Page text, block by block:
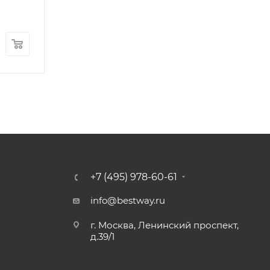
+7 (495) 978-60-61
info@bestway.ru
г. Москва, Ленинский проспект,
д.39/1